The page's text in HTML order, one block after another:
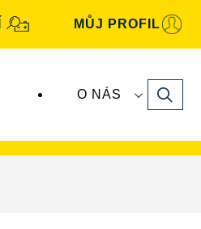
MŮJ PROFIL
O NÁS Search